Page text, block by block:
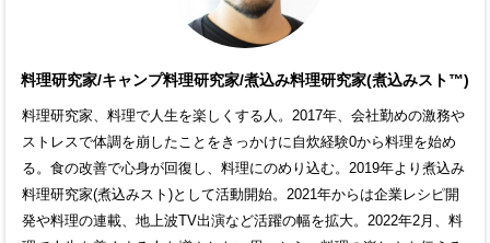
料理研究家/キャンプ料理研究家/煮込み料理研究家(煮込みスト™)
料理研究家、料理で人生を楽しくする人。2017年、会社勤めの激務や
ストレスで体調を崩したことをきっかけに自炊経験0から料理を始め
る。食の改善で心身が回復し、料理にのめり込む。2019年より煮込み
料理研究家(煮込みスト)として活動開始。2021年からは企業レシピ開
発や料理の連載、地上波TV出演など活躍の幅を拡大。2022年2月、料